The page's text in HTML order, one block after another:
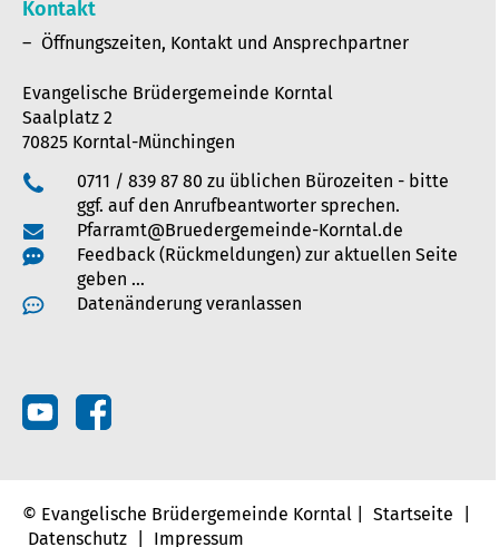
Kontakt
Öffnungszeiten, Kontakt und Ansprechpartner
Evangelische Brüdergemeinde Korntal
Saalplatz 2
70825 Korntal-Münchingen
0711 / 839 87 80 zu üblichen Bürozeiten - bitte
ggf. auf den Anrufbeantworter sprechen.
Pfarramt@Bruedergemeinde-Korntal.de
Feedback (Rückmeldungen) zur aktuellen Seite
geben …
Datenänderung veranlassen
© Evangelische Brüdergemeinde Korntal | Startseite
Datenschutz
Impressum